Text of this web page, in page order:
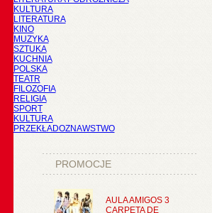
KULTURA
LITERATURA
KINO
MUZYKA
SZTUKA
KUCHNIA
POLSKA
TEATR
FILOZOFIA
RELIGIA
SPORT
KULTURA
PRZEKŁADOZNAWSTWO
PROMOCJE
AULA AMIGOS 3
CARPETA DE